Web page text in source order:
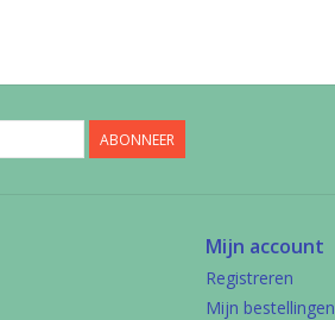
ABONNEER
Mijn account
Registreren
Mijn bestellingen